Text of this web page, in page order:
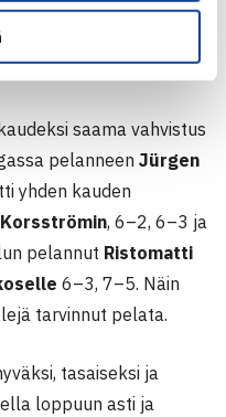
3–0. Kotijoukkue oli
saama vahvistus
pelanneen Jürgen
yhden kauden
, 6–2, 6–3 ja
pelannut Ristomatti
6–3, 7–5. Näin
tarvinnut pelata.
tasaiseksi ja
loppuun asti ja